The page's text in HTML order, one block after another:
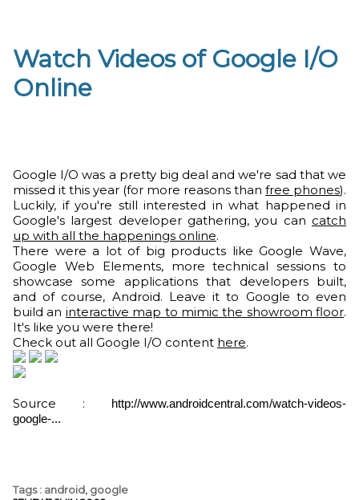
Watch Videos of Google I/O
Online
Google I/O was a pretty big deal and we're sad that we
missed it this year (for more reasons than free phones).
Luckily, if you're still interested in what happened in
Google's largest developer gathering, you can catch
up with all the happenings online.
There were a lot of big products like Google Wave,
Google Web Elements, more technical sessions to
showcase some applications that developers built,
and of course, Android. Leave it to Google to even
build an interactive map to mimic the showroom floor.
It's like you were there!
Check out all Google I/O content here.
Source :
http://www.androidcentral.com/watch-videos-
google-...
Tags: android, google